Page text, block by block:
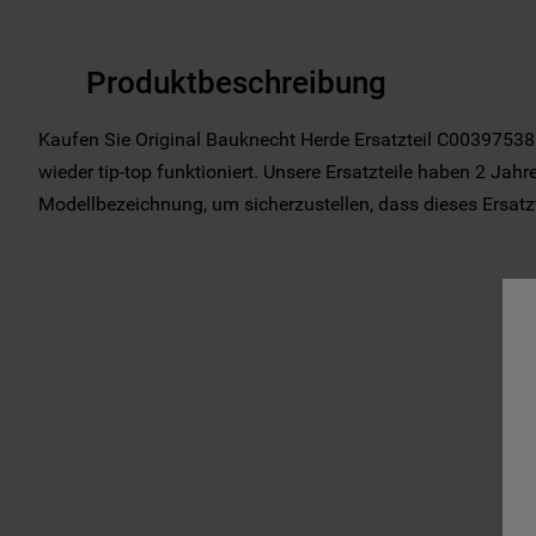
Produktbeschreibung
Kaufen Sie Original Bauknecht Herde Ersatzteil
wieder tip-top funktioniert. Unsere Ersatzteile haben 2
Modellbezeichnung, um sicherzustellen, dass dieses